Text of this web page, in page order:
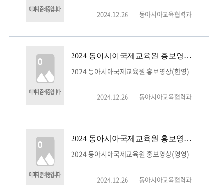
2024.12.26 동아시아교육협력과
2024 동아시아국제교육원 홍보영상(한영)
2024 동아시아국제교육원 홍보영상(한영)
2024.12.26 동아시아교육협력과
2024 동아시아국제교육원 홍보영상(영영)
2024 동아시아국제교육원 홍보영상(영영)
2024.12.26 동아시아교육협력과